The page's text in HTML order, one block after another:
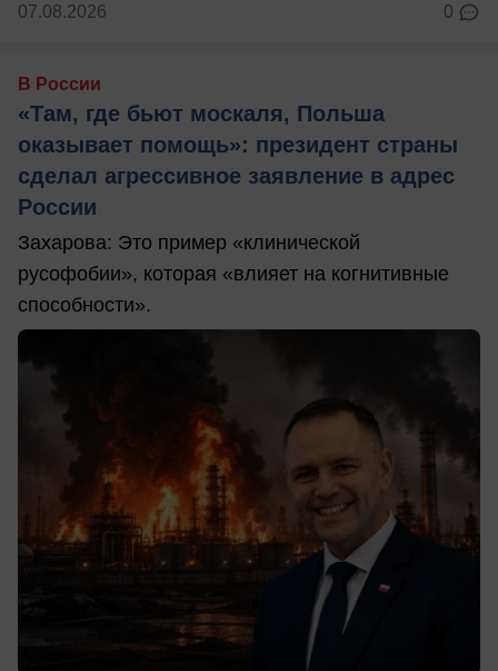
07.08.2026 0
В России
«Там, где бьют москаля, Польша
оказывает помощь»: президент страны
сделал агрессивное заявление в адрес
России
Захарова: Это пример «клинической
русофобии», которая «влияет на когнитивные
способности».